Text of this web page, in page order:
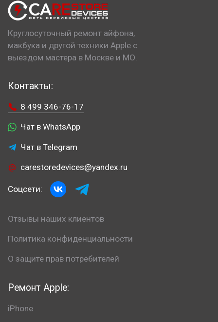
Круглосуточный ремонт айфона,
макбука и другой техники Apple с
выездом мастера в Москве и МО.
Ремонт Apple:
iPhone
Контакты:
8 499 346-76-17
Чат в WhatsApp
Чат в Telegram
carestoredevices@yandex.ru
Соцсети:
Отзывы наших клиентов
Политика конфиденциальности
О защите прав потребителей